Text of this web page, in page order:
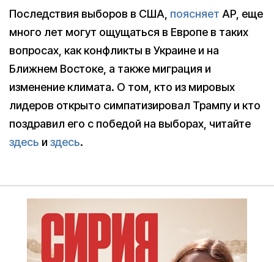
Последствия выборов в США, поясняет AP, еще
много лет могут ощущаться в Европе в таких
вопросах, как конфликты в Украине и на
Ближнем Востоке, а также миграция и
изменение климата. О том, кто из мировых
лидеров открыто симпатизировал Трампу и кто
поздравил его с победой на выборах, читайте
здесь и здесь.